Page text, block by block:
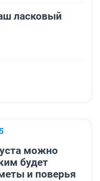
ласковый
можно
будет
и поверья